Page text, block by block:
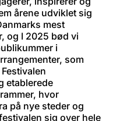
årene udviklet sig
mest
og I 2025 bød vi
i
som
etablerede
hvor
på nye steder og
sig over hele